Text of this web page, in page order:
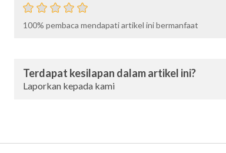
100% pembaca mendapati artikel ini bermanfaat
Terdapat kesilapan dalam artikel ini?
Laporkan kepada kami